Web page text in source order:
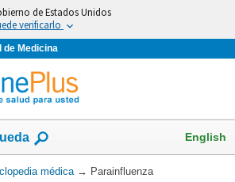
de Estados Unidos
verificarlo
de Medicina
English
médica → Parainfluenza